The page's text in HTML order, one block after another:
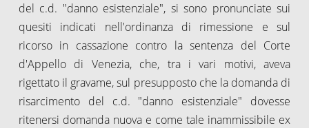
del c.d. "danno esistenziale", si sono pronunciate sui
quesiti indicati nell'ordinanza di rimessione e sul
ricorso in cassazione contro la sentenza del Corte
d'Appello di Venezia, che, tra i vari motivi, aveva
rigettato il gravame, sul presupposto che la domanda di
risarcimento del c.d. "danno esistenziale" dovesse
ritenersi domanda nuova e come tale inammissibile ex